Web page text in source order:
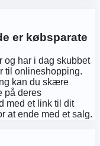
er købsparate
og har i dag skubbet
til onlineshopping.
kan du skære
på deres
med et link til dit
at ende med et salg.